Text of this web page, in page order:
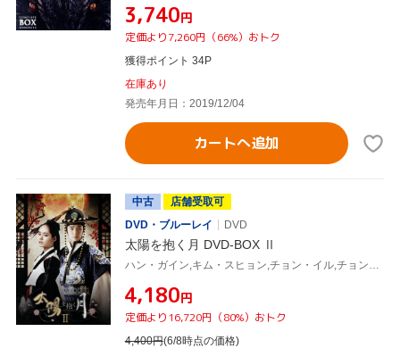
¥3,740円
定価より7,260円（66%）おトク
獲得ポイント 34P
在庫あり
発売年月日：2019/12/04
カートへ追加
中古
店舗受取可
DVD・ブルーレイ
DVD
太陽を抱く月 DVD-BOX Ⅱ
ハン・ガイン,キム・スヒョン,チョン・イル,チョン・ウングォル(原作)
¥4,180円
定価より16,720円（80%）おトク
4,400円(6/8時点の価格)